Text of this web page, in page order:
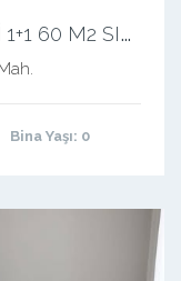
G
EVHER HATUN MAHALLESİ 1+1 60 M2 SIFIR APART
Bina Yaşı: 0